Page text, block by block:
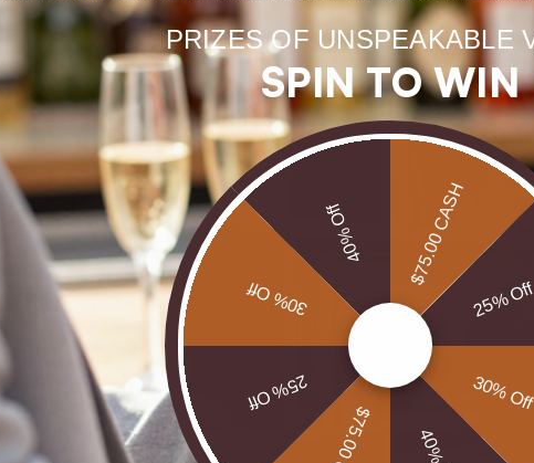
capsule temporelle minérale sans équivalent.
PRIZES OF UNSPEAKABLE
SPIN TO WIN
$75.00 CASH
25% Off
30% Off
25% Off
30% Off
40% Off